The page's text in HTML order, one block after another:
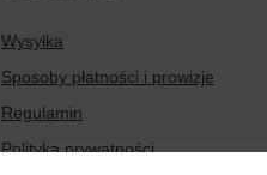
Wysyłka
Sposoby płatności i prowizje
Regulamin
Polityka prywatności